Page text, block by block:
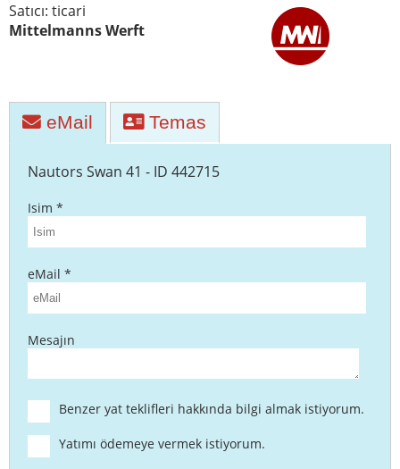
Satıcı: ticari
Mittelmanns Werft
eMail Temas
Nautors Swan 41 - ID 442715
Isim *
eMail *
Mesajın
Benzer yat teklifleri hakkında bilgi almak istiyorum.
Yatımı ödemeye vermek istiyorum.